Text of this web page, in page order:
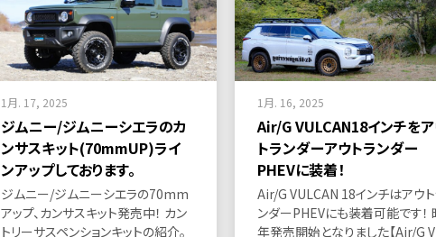
1月. 17, 2025
ジムニー/ジムニーシエラのカ
ンサスキット(70mmUP)ライ
ンアップしております。
ジムニー/ジムニーシエラの70mm
アップ、カンサスキット発売中！ カン
トリーサスペンションキットの紹介。
1月. 16, 2025
Air/G VULCAN18インチを
トランダーアウトランダー
PHEVに装着！
Air/G VULCAN 18インチはアウ
ンダーPHEVにも装着可能です！
年発売開始となりました【Air/G